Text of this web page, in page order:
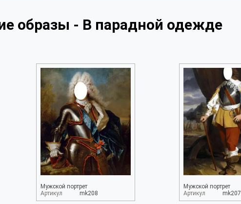
образы - В парадной одежде
Мужской портрет
Артикул
mk208
Мужской портрет
Артикул
mk207